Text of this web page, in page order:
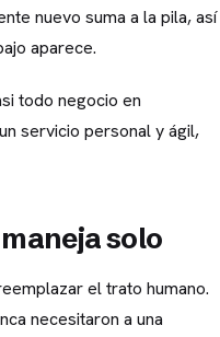
nuevo suma a la pila, así
aparece.
todo negocio en
servicio personal y ágil,
solo
el trato humano.
necesitaron a una